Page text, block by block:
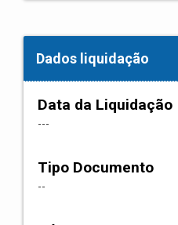
Dados liquidação
Data da Liquidação
---
Tipo Documento
--